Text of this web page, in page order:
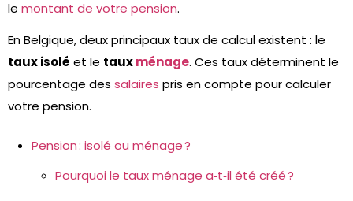
le montant de votre pension.
En Belgique, deux principaux taux de calcul existent : le
taux isolé et le tauxménage. Ces taux déterminent le
pourcentage des salaires pris en compte pour calculer
votre pension.
Pension : isolé ou ménage ?
Pourquoi le taux ménage a‑t‑il été créé ?